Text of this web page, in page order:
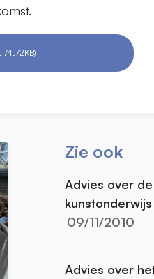
74.72KB)
Zie ook
Advies over
kunstonderwijs
09/11/2010
Advies over